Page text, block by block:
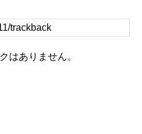
はありません。